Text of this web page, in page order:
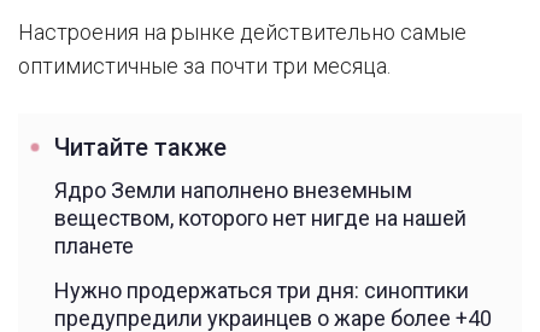
Настроения на рынке действительно самые
оптимистичные за почти три месяца.
Читайте также
Ядро Земли наполнено внеземным
веществом, которого нет нигде на нашей
планете
Нужно продержаться три дня: синоптики
предупредили украинцев о жаре более +40